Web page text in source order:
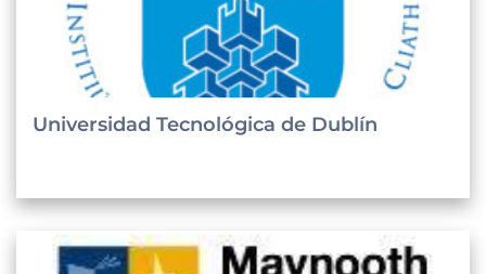
Universidad Tecnológica de Dublín